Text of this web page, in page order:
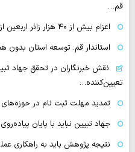
قم…
اعزام بیش از ۴۰ هزار زائر اربعین از پایانه‌های قم به مرزهای عراق
استاندار قم: توسعه استان بدون
نقش خبرنگاران در تحقق جهاد
تعیین‌کننده…
تمدید مهلت ثبت نام در حوزه‌های
جهاد تبیین نباید با پایان
نتیجه پژوهش باید به راهکاری